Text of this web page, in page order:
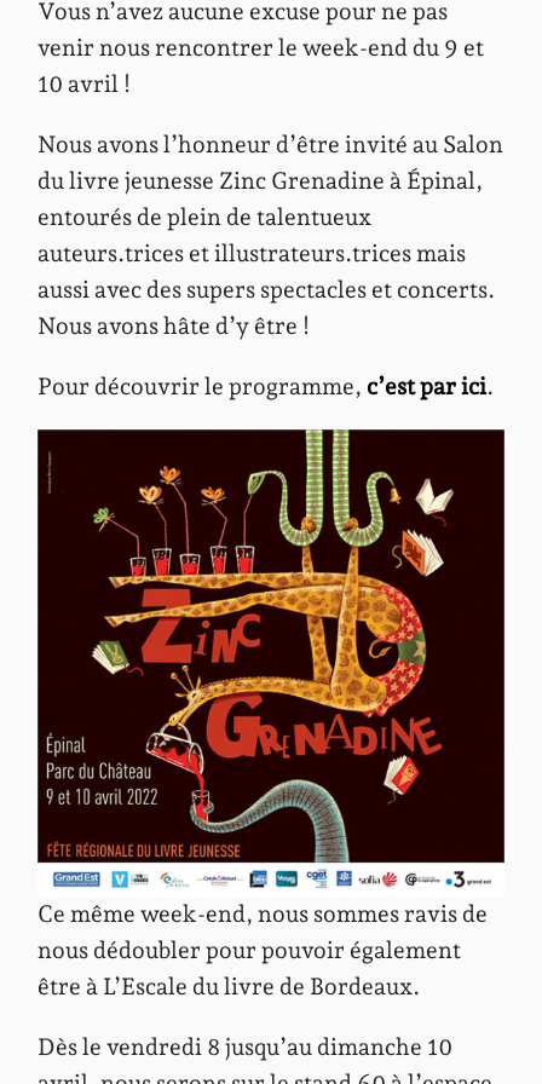
Vous n’avez aucune excuse pour ne pas
venir nous rencontrer le week-end du 9 et
10 avril !
Nous avons l’honneur d’être invité au Salon
du livre jeunesse Zinc Grenadine à Épinal,
entourés de plein de talentueux
auteurs.trices et illustrateurs.trices mais
aussi avec des supers spectacles et concerts.
Nous avons hâte d’y être !
Pour découvrir le programme, c’est par ici.
Ce même week-end, nous sommes ravis de
nous dédoubler pour pouvoir également
être à L’Escale du livre de Bordeaux.
Dès le vendredi 8 jusqu’au dimanche 10